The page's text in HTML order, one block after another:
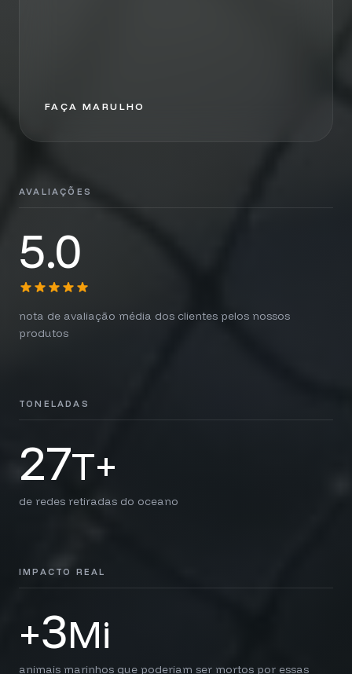
FAÇA MARULHO
AVALIAÇÕES
5.0
nota de avaliação média dos clientes pelos nossos
produtos
TONELADAS
27T+
de redes retiradas do oceano
IMPACTO REAL
+3Mi
animais marinhos que poderiam ser mortos por essas